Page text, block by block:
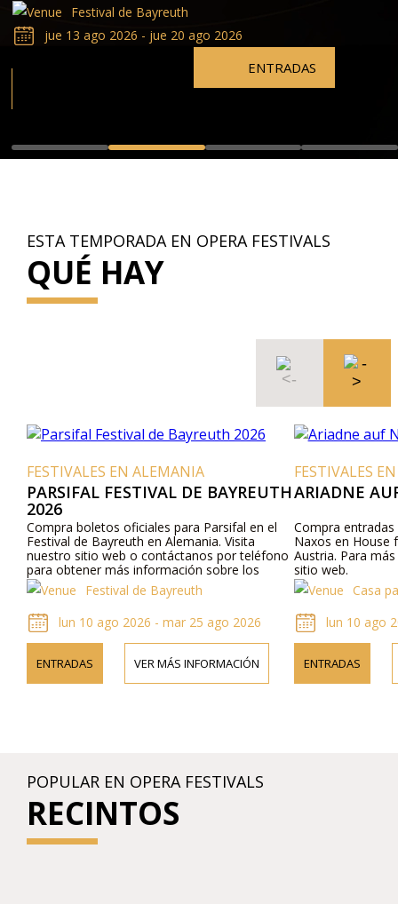
Festival de Bayreuth
jue 13 ago 2026 - jue 20 ago 2026
ENTRADAS
ESTA TEMPORADA EN OPERA FESTIVALS
QUÉ HAY
FESTIVALES EN ALEMANIA
PARSIFAL FESTIVAL DE BAYREUTH
2026
Compra boletos oficiales para Parsifal en el
Festival de Bayreuth en Alemania. Visita
nuestro sitio web o contáctanos por teléfono
para obtener más información sobre los
artistas, los detalles del programa y los
precios de los boletos.
Festival de Bayreuth
lun 10 ago 2026 - mar 25 ago 2026
ENTRADAS VER MÁS INFORMACIÓN
FESTIVALES
ARIADNE
Compra
Naxos en House
Austria. Para
sitio web.
Casa
lun 10 ago
ENTRADAS
POPULAR EN OPERA FESTIVALS
RECINTOS